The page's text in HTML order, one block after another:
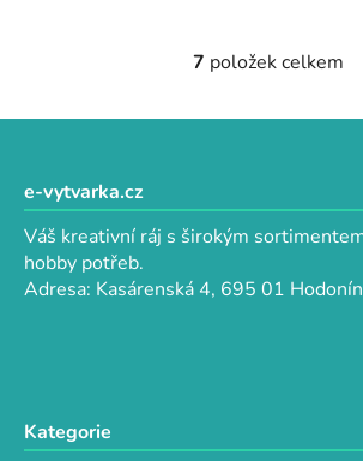
O
l
a
c
p
ý
7 položek celkem
e-vytvarka.cz
Váš kreativní ráj s širokým
hobby potřeb.
Adresa: Kasárenská 4, 695 01 Hodonín
Kategorie